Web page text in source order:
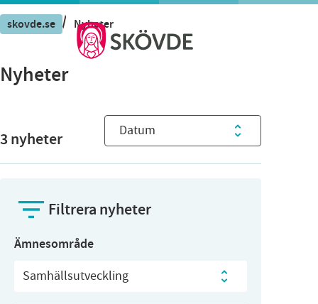
skovde.se / Nyheter
Nyheter
3nyheter
Filtrera nyheter
Ämnesområde